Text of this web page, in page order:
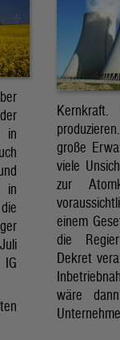
in
in
große
viele
zur
einem
die
Dekret
wäre